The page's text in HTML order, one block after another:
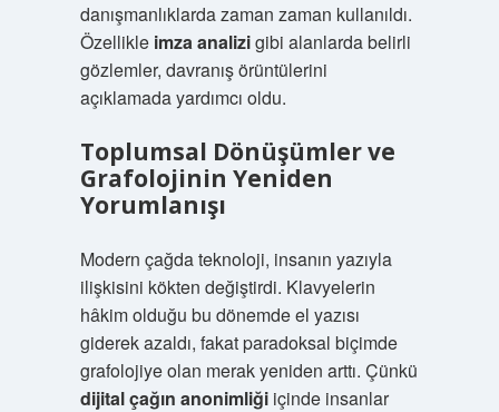
danışmanlıklarda zaman zaman kullanıldı.
Özellikle imza analizigibi alanlarda belirli
gözlemler, davranış örüntülerini
açıklamada yardımcı oldu.
Toplumsal Dönüşümler ve
Grafolojinin Yeniden
Yorumlanışı
Modern çağda teknoloji, insanın yazıyla
ilişkisini kökten değiştirdi. Klavyelerin
hâkim olduğu bu dönemde el yazısı
giderek azaldı, fakat paradoksal biçimde
grafolojiye olan merak yeniden arttı. Çünkü
dijital çağın anonimliğiiçinde insanlar